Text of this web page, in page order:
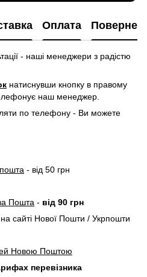
Оплата
- наші менеджери з радістю
натиснувши кнопку в правому
наш менеджер.
по телефону - Ви можете
- від 50 грн
Пошта - від 90 грн
сайті Нової Пошти / Укрпошти
Новою Поштою
перевізника